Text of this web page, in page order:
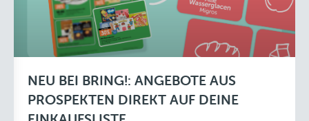
NEU BEI BRING!: ANGEBOTE AUS
PROSPEKTEN DIREKT AUF DEINE